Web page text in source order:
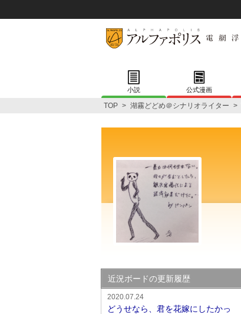
小説 公式漫画
TOP > 湖霧どどめ＠シナリオライター >
近況ボードの更新履歴
2020.07.24
どうせなら、君を花嫁にしたかっ